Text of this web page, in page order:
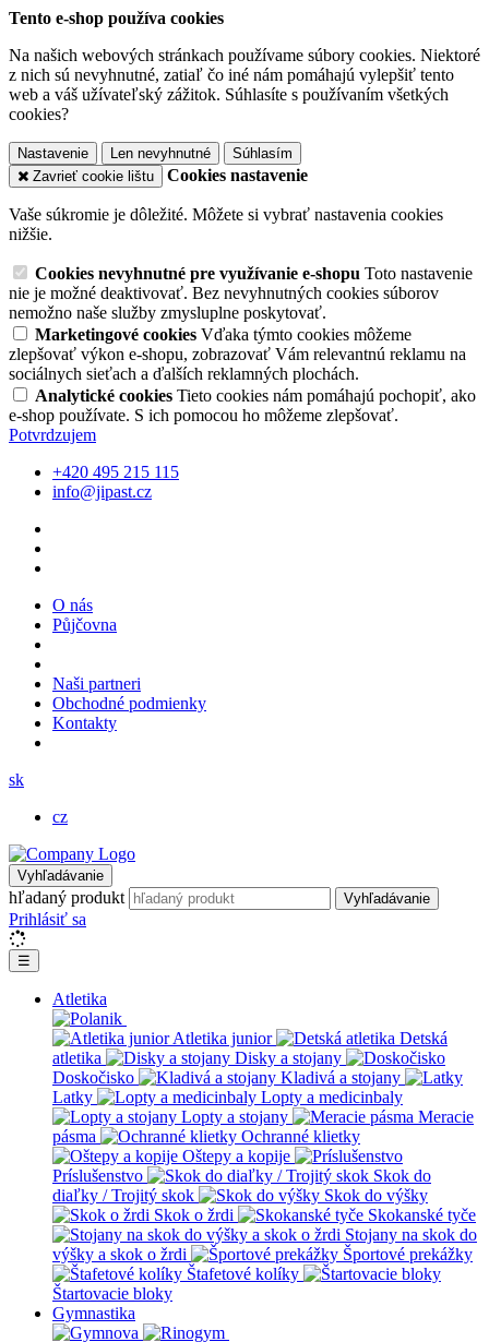
Tento e-shop používa cookies
Na našich webových stránkach používame súbory cookies. Niektoré
z nich sú nevyhnutné, zatiaľ čo iné nám pomáhajú vylepšiť tento
web a váš užívateľský zážitok. Súhlasíte s používaním všetkých
cookies?
Nastavenie Len nevyhnutné
Súhlasím
Zavrieť cookie lištu
Cookies nastavenie
Vaše súkromie je dôležité. Môžete si vybrať nastavenia cookies
nižšie.
Cookies nevyhnutné pre využívanie e-shopu Toto nastavenie
nie je možné deaktivovať. Bez nevyhnutných cookies súborov
nemožno naše služby zmysluplne poskytovať.
Marketingové cookies Vďaka týmto cookies môžeme
zlepšovať výkon e-shopu, zobrazovať Vám relevantnú reklamu na
sociálnych sieťach a ďalších reklamných plochách.
Analytické cookies Tieto cookies nám pomáhajú pochopiť, ako
e-shop používate. S ich pomocou ho môžeme zlepšovať.
Potvrdzujem
+420 495 215 115
info@jipast.cz
O nás
Půjčovna
Naši partneri
Obchodné podmienky
Kontakty
sk
cz
Vyhľadávanie
hľadaný produkt Vyhľadávanie
Prihlásiť sa
☰
Atletika
Atletika junior
Detská
atletika
Disky a stojany
Doskočisko
Kladivá a stojany
Latky
Lopty a medicinbaly
Lopty a stojany
Meracie
pásma
Ochranné klietky
Oštepy a kopije
Príslušenstvo
Skok do
diaľky / Trojitý skok
Skok do výšky
Skok o žrdi
Skokanské tyče
Stojany na skok do
výšky a skok o žrdi
Športové prekážky
Štafetové kolíky
Štartovacie bloky
Gymnastika